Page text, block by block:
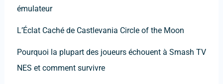
émulateur
L’Éclat Caché de Castlevania Circle of the Moon
Pourquoi la plupart des joueurs échouent à Smash TV
NES et comment survivre